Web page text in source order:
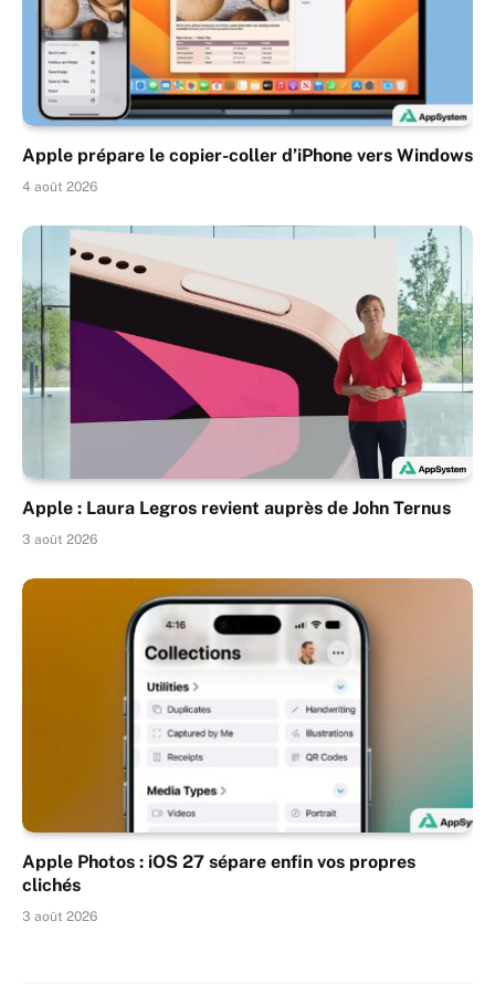
Apple prépare le copier-coller d’iPhone vers Windows
4 août 2026
Apple : Laura Legros revient auprès de John Ternus
3 août 2026
Apple Photos : iOS 27 sépare enfin vos propres
clichés
3 août 2026